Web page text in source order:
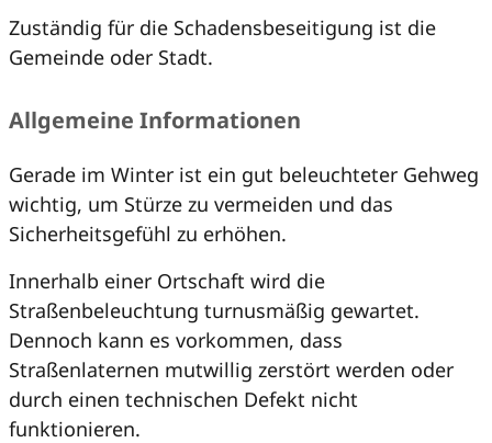
Zuständig für die Schadensbeseitigung ist die
Gemeinde oder Stadt.
Allgemeine Informationen
Gerade im Winter ist ein gut beleuchteter Gehweg
wichtig, um Stürze zu vermeiden und das
Sicherheitsgefühl zu erhöhen.
Innerhalb einer Ortschaft wird die
Straßenbeleuchtung turnusmäßig gewartet.
Dennoch kann es vorkommen, dass
Straßenlaternen mutwillig zerstört werden oder
durch einen technischen Defekt nicht
funktionieren.